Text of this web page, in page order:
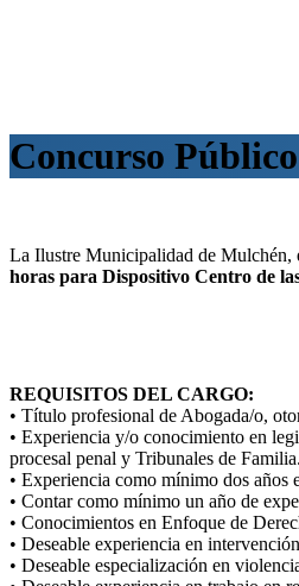
Concurso
La Ilustre Municipalidad de Mulchén,
horas para Dispositivo Centro de
REQUISITOS DEL CARGO:
• Título profesional de Abogada/o,
• Experiencia y/o conocimiento en
procesal penal y Tribunales de Familia.
• Experiencia como mínimo dos años
• Contar como mínimo un año de
• Conocimientos en Enfoque de
• Deseable experiencia en
• Deseable especialización en